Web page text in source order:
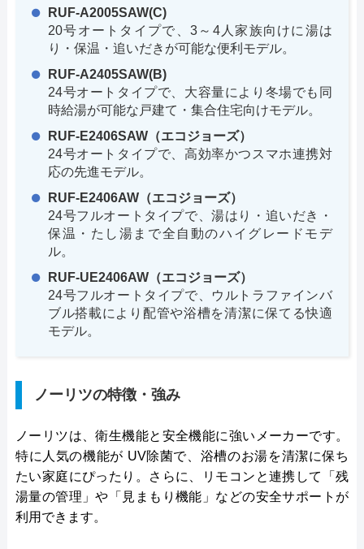
RUF-A2005SAW(C)
20号オートタイプで、3～4人家族向けに湯は
り・保温・追いだきが可能な便利モデル。
RUF-A2405SAW(B)
24号オートタイプで、大容量により冬場でも同
時給湯が可能な戸建て・集合住宅向けモデル。
RUF-E2406SAW（エコジョーズ）
24号オートタイプで、高効率かつスマホ連携対
応の先進モデル。
RUF-E2406AW（エコジョーズ）
24号フルオートタイプで、湯はり・追いだき・
保温・たし湯まで全自動のハイグレードモデ
ル。
RUF-UE2406AW（エコジョーズ）
24号フルオートタイプで、ウルトラファインバ
ブル搭載により配管や浴槽を清潔に保てる快適
モデル。
ノーリツの特徴・強み
ノーリツは、衛生機能と安全機能に強いメーカーです。
特に人気の機能が UV除菌で、浴槽のお湯を清潔に保ち
たい家庭にぴったり。さらに、リモコンと連携して「残
湯量の管理」や「見まもり機能」などの安全サポートが
利用できます。